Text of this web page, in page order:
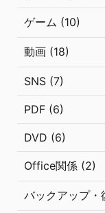
ゲーム (10)
動画 (18)
SNS (7)
PDF (6)
DVD (6)
Office関係 (2)
バックアップ・